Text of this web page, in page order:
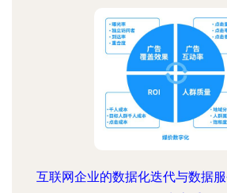
互联网企业的数据化迭代与数据